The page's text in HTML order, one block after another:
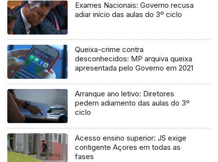
Exames Nacionais: Governo recusa
adiar início das aulas do 3º ciclo
Queixa-crime contra
desconhecidos: MP arquiva queixa
apresentada pelo Governo em 2021
Arranque ano letivo: Diretores
pedem adiamento das aulas do 3º
ciclo
Acesso ensino superior: JS exige
contigente Açores em todas as
fases